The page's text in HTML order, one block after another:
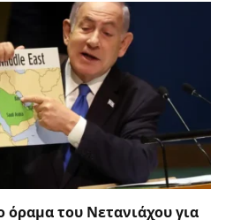
όραμα του Νετανιάχου για